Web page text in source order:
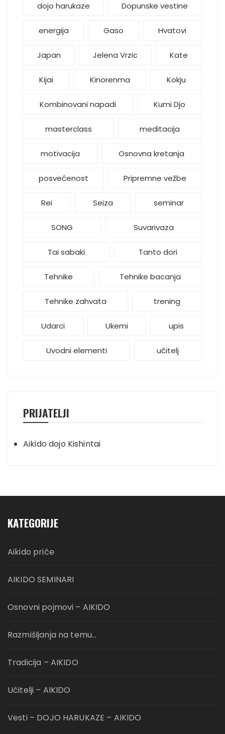
dojo harukaze Dopunske vestine
energija Gaso Hvatovi
Japan Jelena Vrzic Kate
Kijai Kinorenma Kokju
Kombinovani napadi Kumi Djo
masterclass meditacija
motivacija Osnovna kretanja
posvećenost Pripremne vežbe
Rei Seiza seminar
SONG Suvarivaza
Tai sabaki Tanto dori
Tehnike Tehnike bacanja
Tehnike zahvata trening
Udarci Ukemi upis
Uvodni elementi učitelj
PRIJATELJI
Aikido dojo Kishintai
KATEGORIJE
Aikido priče
AIKIDO SEMINARI
Osnovni pojmovi – AIKIDO
Razmišljanja na temu…
Tradicija – AIKIDO
Učitelji – AIKIDO
Vesti – DOJO HARUKAZE – AIKIDO